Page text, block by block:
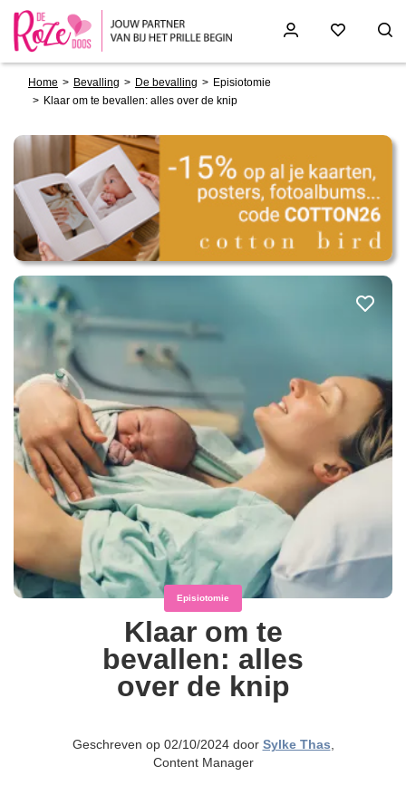
Home Bevalling De bevalling
Episiotomie
Klaar om te bevallen: alles over de knip
Episiotomie
Klaar om te
bevallen: alles
over de knip
Geschreven op 02/10/2024 door Sylke Thas
Content Manager